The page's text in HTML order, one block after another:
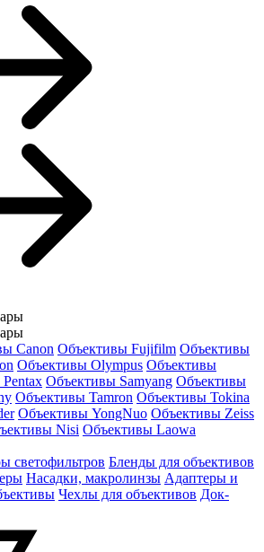
Canon Объективы Fujifilm Объективы
Объективы Olympus Объективы
Объективы Samyang Объективы
Объективы Tamron Объективы Tokina
Объективы YongNuo Объективы Zeiss
Nisi Объективы Laowa
светофильтров Бленды для объективов
Насадки, макролинзы Адаптеры и
Чехлы для объективов Док-